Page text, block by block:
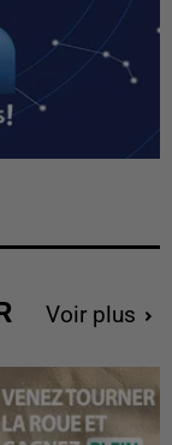
Voir plus